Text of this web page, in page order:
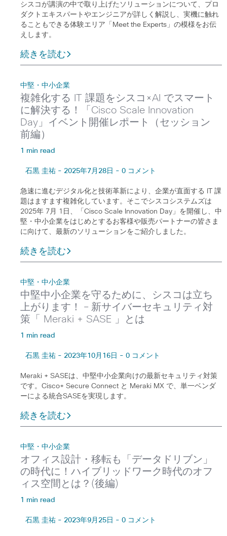
シスコが講演の中で取り上げたソリューションについて、プロ
ダクトエキスパートやエンジニアが詳しく解説し、実機に触れ
ることもできる体験エリア「Meet the Experts」の模様をお伝
えします。
続きを読む
中堅・中小企業
複雑化する IT 課題をシスコ×AI でスマート
に解決する！「Cisco Scale Innovation
Day」イベント開催レポート（セッション
前編）
1 min read
石黒 圭祐 - 2025年7月28日 - 0 コメント
急速に進むデジタル化と技術革新により、企業が直面する IT 課
題はますます複雑化しています。そこでシスコシステムズは
2025年 7月 1日、「Cisco Scale Innovation Day」を開催し、中
堅・中小企業をはじめとするお客様や販売パートナーの皆さま
に向けて、最新のソリューションをご紹介しました。
続きを読む
中堅・中小企業
中堅中小企業を守るために、シスコは立ち
上がります！ – 新サイバーセキュリティ対
策「 Meraki + SASE 」とは
1 min read
石黒 圭祐 - 2023年10月16日 - 0 コメント
Meraki + SASEは、中堅中小企業向けの最新セキュリティ対策
です。Cisco+ Secure Connect と Meraki MX で、単一ベンダ
ーによる統合SASEを実現します。
続きを読む
中堅・中小企業
オフィス設計・移転も「データドリブン」
の時代に！ハイブリッドワーク時代のオフ
ィス空間とは？(後編)
1 min read
石黒 圭祐 - 2023年9月25日 - 0 コメント